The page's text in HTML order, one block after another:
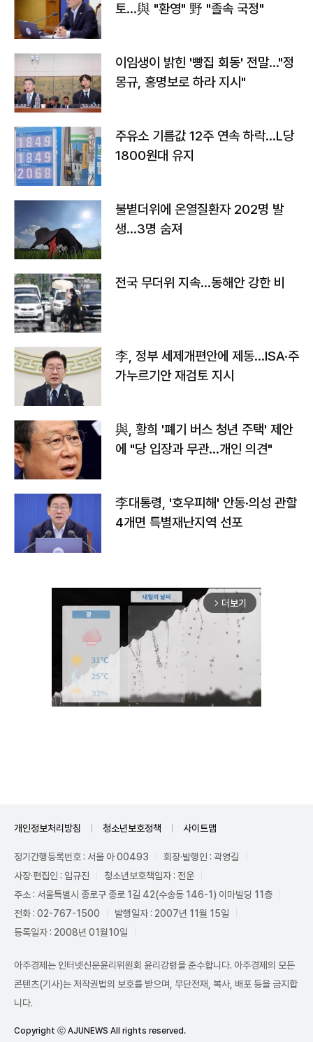
토…與 "환영" 野 "졸속 국정"
이임생이 밝힌 '빵집 회동' 전말…"정
몽규, 홍명보로 하라 지시"
주유소 기름값 12주 연속 하락…L당
1800원대 유지
불볕더위에 온열질환자 202명 발
생…3명 숨져
전국 무더위 지속…동해안 강한 비
李, 정부 세제개편안에 제동…ISA·주
가누르기안 재검토 지시
與, 황희 '폐기 버스 청년 주택' 제안
에 "당 입장과 무관…개인 의견"
李대통령, '호우피해' 안동·의성 관할
4개면 특별재난지역 선포
arrow_forward_ios 더보기
개인정보처리방침 청소년보호정책 사이트맵
정기간행등록번호 : 서울 아 00493
회장·발행인 : 곽영길
사장·편집인 : 임규진
청소년보호책임자 : 전운
주소 : 서울특별시 종로구 종로 1길 42(수송동 146-1) 이마빌딩 11층
전화 : 02-767-1500
발행일자 : 2007년 11월 15일
등록일자 : 2008년 01월10일
아주경제는 인터넷신문윤리위원회 윤리강령을 준수합니다. 아주경제의 모든
콘텐츠(기사)는 저작권법의 보호를 받으며, 무단전재, 복사, 배포 등을 금지합
니다.
Copyright ⓒ AJUNEWS All rights reserved.